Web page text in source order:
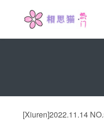
[Xiuren]2022.11.14